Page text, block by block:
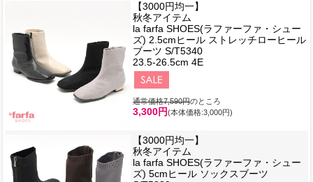
【3000円均一】
秋冬アイテム
la farfa SHOES(ラファーファ・シュー
ズ) 2.5cmヒール ストレッチローヒール
ブーツ S/T5340
23.5-26.5cm 4E
通常価格7,590円のところ
3,300円(本体価格:3,000円)
【3000円均一】
秋冬アイテム
la farfa SHOES(ラファーファ・シュー
ズ) 5cmヒール ソックスブーツ